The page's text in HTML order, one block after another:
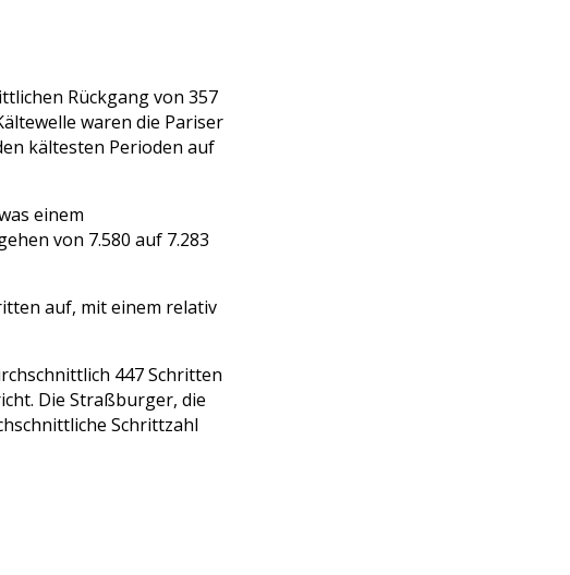
Rückgang von 357
waren die Pariser
kältesten Perioden auf
einem
von 7.580 auf 7.283
auf, mit einem relativ
447 Schritten
Die Straßburger, die
Schrittzahl